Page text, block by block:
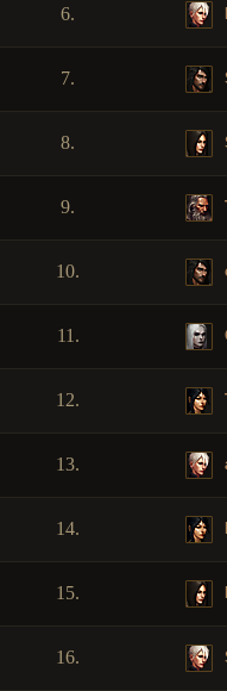
6.
7.
8.
9.
10.
11.
12.
13.
14.
15.
16.